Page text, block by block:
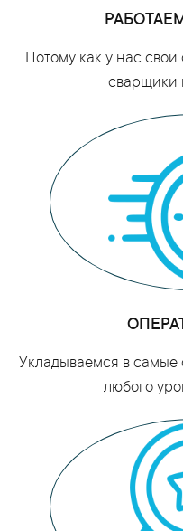
Потому как у нас
сварщики
Укладываемся в самые
любого